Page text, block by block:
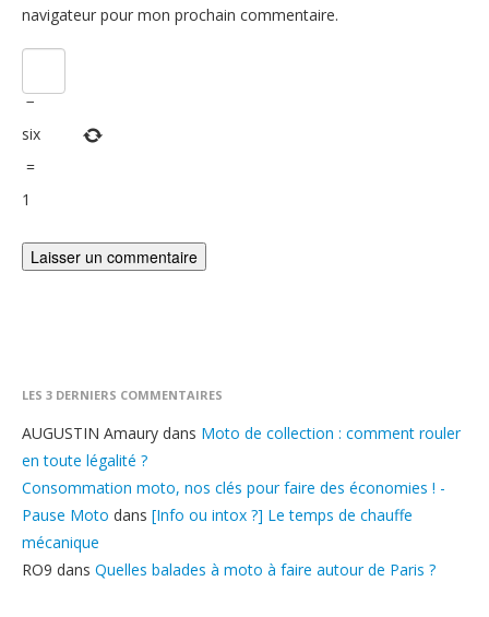
navigateur pour mon prochain commentaire.
−
six
=
1
LES 3 DERNIERS COMMENTAIRES
AUGUSTIN Amaury dans Moto de collection : comment rouler
en toute légalité ?
Consommation moto, nos clés pour faire des économies ! -
Pause Moto dans [Info ou intox ?] Le temps de chauffe
mécanique
RO9 dans Quelles balades à moto à faire autour de Paris ?